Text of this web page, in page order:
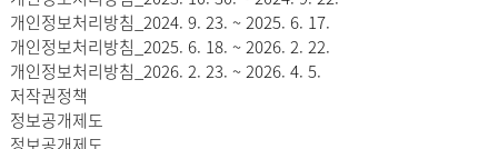
개인정보처리방침_2024. 9. 23. ~ 2025. 6. 17.
개인정보처리방침_2025. 6. 18. ~ 2026. 2. 22.
개인정보처리방침_2026. 2. 23. ~ 2026. 4. 5.
저작권정책
정보공개제도